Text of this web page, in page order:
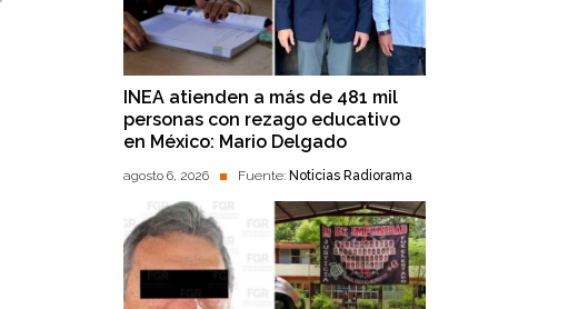
INEA atienden a más de 481 mil
personas con rezago educativo
en México: Mario Delgado
agosto 6, 2026 Fuente: Noticias Radiorama